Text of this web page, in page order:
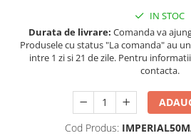
IN STOC
Durata de livrare: Comanda va
Produsele cu status "La comanda" au
intre 1 zi si 21 de zile. Pentru
contacta.
Cod Produs: